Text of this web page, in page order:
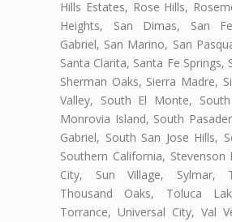
Hills Estates, Rose Hills,
Heights, San Dimas, San
Gabriel, San Marino, San
Santa Clarita, Santa Fe Springs,
Sherman Oaks, Sierra Madre,
Valley, South El Monte,
Monrovia Island, South
Gabriel, South San Jose Hills,
Southern California, Stevenson
City, Sun Village, Sylmar,
Thousand Oaks, Toluca
Torrance, Universal City, Val